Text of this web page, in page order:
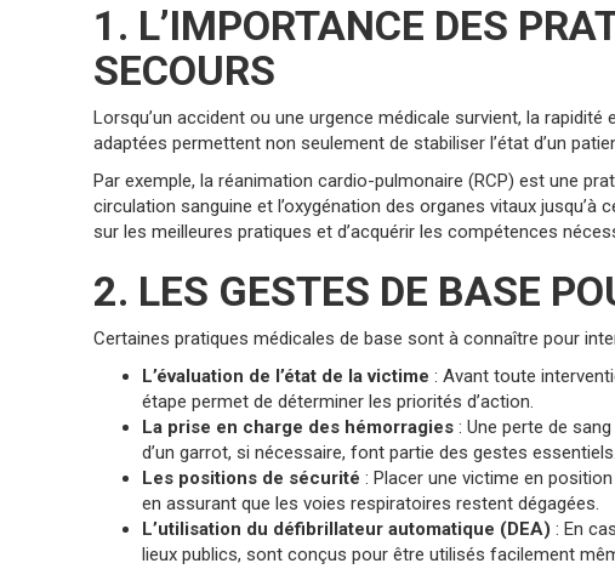
1. L’IMPORTANCE DES
SECOURS
Lorsqu’un accident ou une urgence médicale survient, la
adaptées permettent non seulement de stabiliser l’état d’un
Par exemple, la réanimation cardio-pulmonaire (RCP) est une
circulation sanguine et l’oxygénation des organes vitaux
sur les meilleures pratiques et d’acquérir les compétences
2. LES GESTES DE BASE
Certaines pratiques médicales de base sont à connaître pour
L’évaluation de l’état de la victime : Avant toute
étape permet de déterminer les priorités d’action.
La prise en charge des hémorragies : Une perte de
d’un garrot, si nécessaire, font partie des gestes essentiels.
Les positions de sécurité : Placer une victime en
en assurant que les voies respiratoires restent dégagées.
L’utilisation du défibrillateur automatique (DEA) : En
lieux publics, sont conçus pour être utilisés facilement